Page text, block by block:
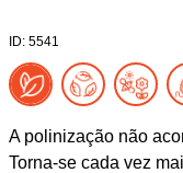
ID: 5541
A polinização não
Torna-se cada vez